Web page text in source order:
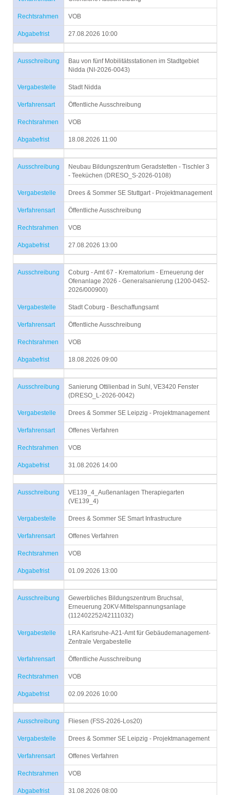
Rechtsrahmen VOB
Abgabefrist 27.08.2026 10:00
Ausschreibung
Bau von fünf Mobilitätsstationen im Stadtgebiet
Nidda (NI-2026-0043)
Vergabestelle Stadt Nidda
Verfahrensart Öffentliche Ausschreibung
Rechtsrahmen VOB
Abgabefrist 18.08.2026 11:00
Ausschreibung
Neubau Bildungszentrum Geradstetten - Tischler 3
- Teeküchen (DRESO_S-2026-0108)
Vergabestelle Drees & Sommer SE Stuttgart - Projektmanagement
Verfahrensart Öffentliche Ausschreibung
Rechtsrahmen VOB
Abgabefrist 27.08.2026 13:00
Ausschreibung
Coburg - Amt 67 - Krematorium - Erneuerung der
Ofenanlage 2026 - Generalsanierung (1200-0452-
2026/000900)
Vergabestelle Stadt Coburg - Beschaffungsamt
Verfahrensart Öffentliche Ausschreibung
Rechtsrahmen VOB
Abgabefrist 18.08.2026 09:00
Ausschreibung
Sanierung Ottilienbad in Suhl, VE3420 Fenster
(DRESO_L-2026-0042)
Vergabestelle Drees & Sommer SE Leipzig - Projektmanagement
Verfahrensart Offenes Verfahren
Rechtsrahmen VOB
Abgabefrist 31.08.2026 14:00
Ausschreibung
VE139_4_Außenanlagen Therapiegarten
(VE139_4)
Vergabestelle Drees & Sommer SE Smart Infrastructure
Verfahrensart Offenes Verfahren
Rechtsrahmen VOB
Abgabefrist 01.09.2026 13:00
Ausschreibung
Gewerbliches Bildungszentrum Bruchsal,
Erneuerung 20KV-Mittelspannungsanlage
(112402252/42111032)
Vergabestelle
LRA Karlsruhe-A21-Amt für Gebäudemanagement-
Zentrale Vergabestelle
Verfahrensart Öffentliche Ausschreibung
Rechtsrahmen VOB
Abgabefrist 02.09.2026 10:00
Ausschreibung Fliesen (FSS-2026-Los20)
Vergabestelle Drees & Sommer SE Leipzig - Projektmanagement
Verfahrensart Offenes Verfahren
Rechtsrahmen VOB
Abgabefrist 31.08.2026 08:00